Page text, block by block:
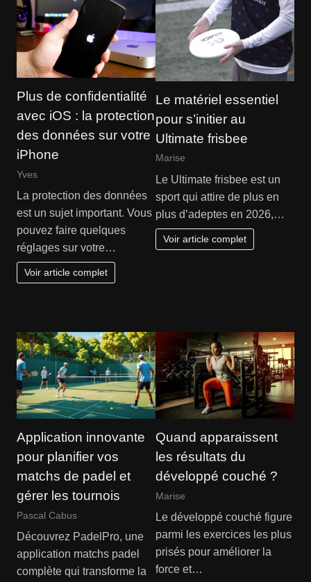
Plus de confidentialité
avec iOS : la protection
des données sur votre
iPhone
Yves
La protection des données
est un sujet important. Vous
pouvez faire quelques
réglages sur votre…
Voir article complet
Le matériel essentiel
pour s’initier au
Ultimate frisbee
Marise
Le Ultimate frisbee est un
sport qui attire de plus en
plus d’adeptes en 2026,…
Voir article complet
Application innovante
pour planifier vos
matchs de padel et
gérer les tournois
Pascal Cabus
Découvrez PadelPro, une
application matchs padel
complète qui transforme la
Quand apparaissent
les résultats du
développé couché ?
Marise
Le développé couché figure
parmi les exercices les plus
prisés pour améliorer la
force et…